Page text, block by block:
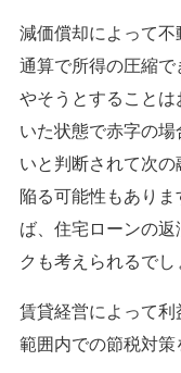
減価償却によって
通算で所得の圧縮
やそうとすること
いた状態で赤字の
いと判断されて次
陥る可能性もあり
ば、住宅ローンの
クも考えられるでし
賃貸経営によって
範囲内での節税対策